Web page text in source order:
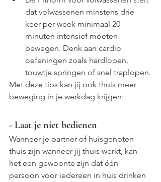
dat volwassenen minstens drie
keer per week minimaal 20
minuten intensief moeten
bewegen. Denk aan cardio
oefeningen zoals hardlopen,
touwtje springen of snel traplopen.
Met deze tips kan jij ook thuis meer
beweging in je werkdag krijgen:
- Laat je niet bedienen
Wanneer je partner of huisgenoten
thuis zijn wanneer jij thuis werkt, kan
het een gewoonte zijn dat één
persoon voor iedereen in huis drinken